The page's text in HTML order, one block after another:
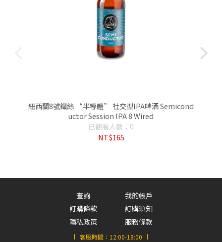
紐西蘭8號鐵絲 “半導體” 社交型IPA啤酒 Semicond
uctor Session IPA 8 Wired
已觀看人數：0
NT$165
查詢
我的帳戶
訂購條款
訂購須知
隱私政策
服務條款
客服時間： 12:00-18:00